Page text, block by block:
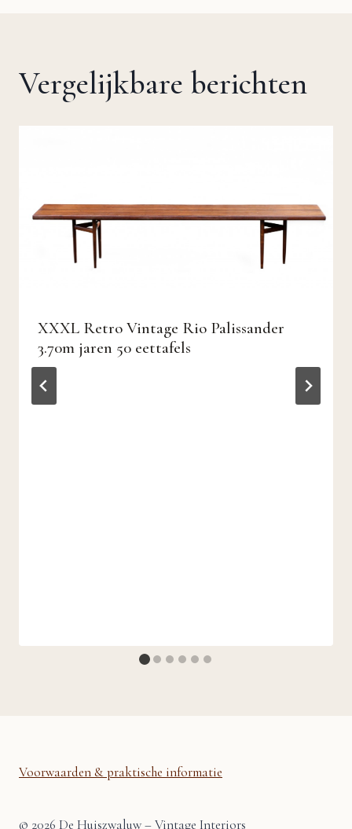
Vergelijkbare berichten
XXXL Retro Vintage Rio Palissander
3.70m jaren 50 eettafels
Voorwaarden & praktische informatie
© 2026 De Huiszwaluw – Vintage Interiors